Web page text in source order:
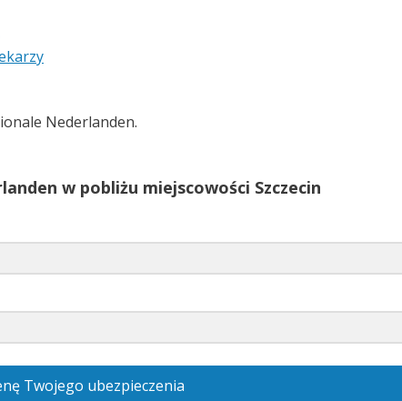
Nederlanden.
w pobliżu miejscowości Szczecin
Twojego ubezpieczenia